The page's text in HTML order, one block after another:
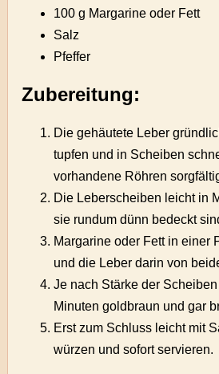
100 g Margarine oder Fett
Salz
Pfeffer
Zubereitung:
Die gehäutete Leber
tupfen und in Scheiben
vorhandene Röhren
Die Leberscheiben leicht in
sie rundum dünn bedeckt
Margarine oder Fett in einer
und die Leber darin von
Je nach Stärke der
Minuten goldbraun und gar
Erst zum Schluss leicht mit
würzen und sofort servieren.